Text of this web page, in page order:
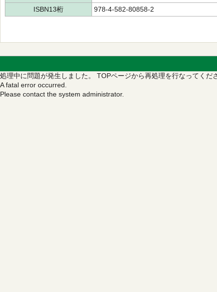
ISBN13桁
978-4-582-80858-2
処理中に問題が発生しました。 TOPページから再処理を行なってくだ
A fatal error occurred.
Please contact the system administrator.